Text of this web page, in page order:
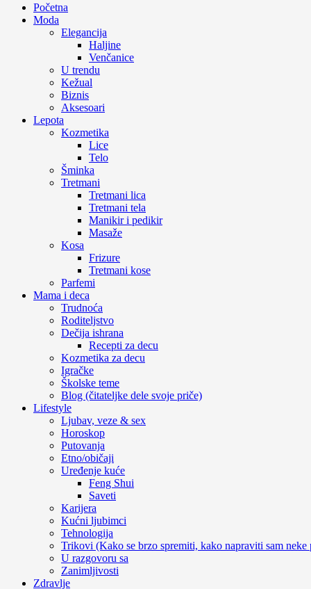
Početna
Moda
Elegancija
Haljine
Venčanice
U trendu
Kežual
Biznis
Aksesoari
Lepota
Kozmetika
Lice
Telo
Šminka
Tretmani
Tretmani lica
Tretmani tela
Manikir i pedikir
Masaže
Kosa
Frizure
Tretmani kose
Parfemi
Mama i deca
Trudnoća
Roditeljstvo
Dečija ishrana
Recepti za decu
Kozmetika za decu
Igračke
Školske teme
Blog (čitateljke dele svoje priče)
Lifestyle
Ljubav, veze & sex
Horoskop
Putovanja
Etno/običaji
Uređenje kuće
Feng Shui
Saveti
Karijera
Kućni ljubimci
Tehnologija
Trikovi (Kako se brzo spremiti, kako napraviti sam neke
U razgovoru sa
Zanimljivosti
Zdravlje